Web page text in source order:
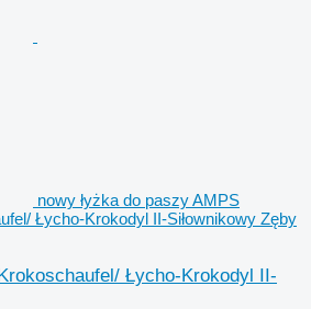
nowy łyżka do paszy AMPS
Łycho-Krokodyl II-Siłownikowy Zęby
Łycho-Krokodyl II-